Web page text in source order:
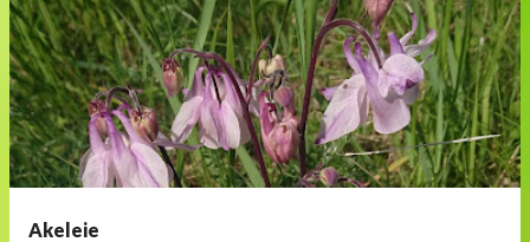
Akeleie